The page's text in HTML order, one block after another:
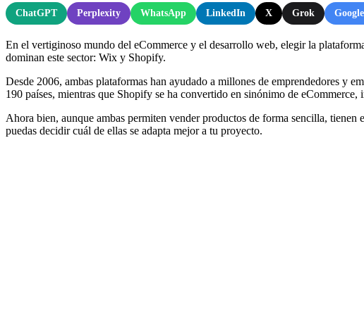
ChatGPT Perplexity WhatsApp LinkedIn X Grok
En el vertiginoso mundo del eCommerce y el desarrollo web, elegir la
dominan este sector: Wix y Shopify.
Desde 2006, ambas plataformas han ayudado a millones de emprendedores y
190 países, mientras que Shopify se ha convertido en sinónimo de
Ahora bien, aunque ambas permiten vender productos de forma sencilla,
puedas decidir cuál de ellas se adapta mejor a tu proyecto.